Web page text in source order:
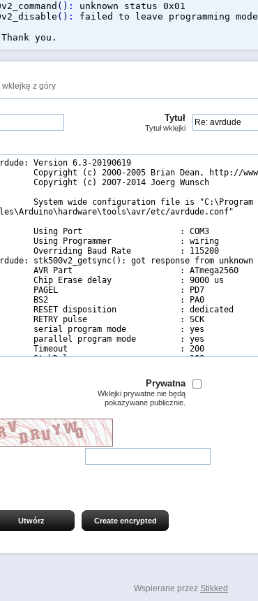
( ) :
unknown status 0x01
( ) :
failed to leave programming mode
you.
z góry
Tytuł
Tytuł wklejki
Prywatna
Wklejki prywatne nie będą
pokazywane publicznie.
Utwórz Create encrypted
Wspierane przez Stikked